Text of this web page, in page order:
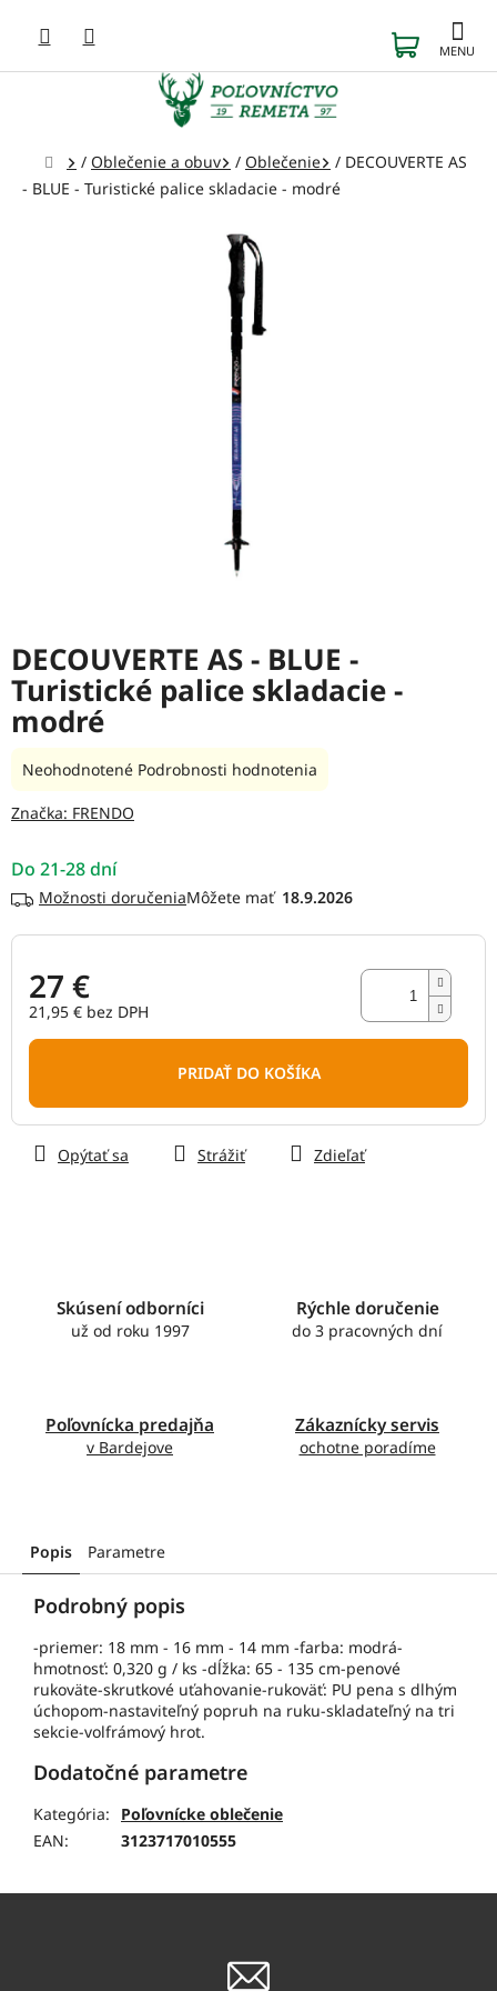
obsah
KOŠÍK
Domov
/ Oblečenie a obuv / Oblečenie / DECOUVERTE AS
- BLUE - Turistické palice skladacie - modré
DECOUVERTE AS - BLUE -
Turistické palice skladacie -
modré
Do 21-28 dní
18.9.2026
Možnosti doručenia
27 €
21,95 € bez DPH
Jednotková
PRIDAŤ DO KOŠÍKA
Opýtať sa Strážiť Zdieľať
Priemerné
produktu
z
5
Neohodnotené Podrobnosti hodnotenia
Značka: FRENDO
Skúsení odborníci
už od roku 1997
Rýchle doručenie
do 3 pracovných dní
Poľovnícka predajňa
v Bardejove
Zákaznícky servis
ochotne poradíme
Popis Parametre
Podrobný popis
-priemer: 18 mm - 16 mm - 14 mm -farba: modrá-
hmotnosť: 0,320 g / ks -dĺžka: 65 - 135 cm-penové
rukoväte-skrutkové uťahovanie-rukoväť: PU pena s dlhým
úchopom-nastaviteľný popruh na ruku-skladateľný na tri
sekcie-volfrámový hrot.
Dodatočné parametre
Kategória:
Poľovnícke oblečenie
EAN: 3123717010555